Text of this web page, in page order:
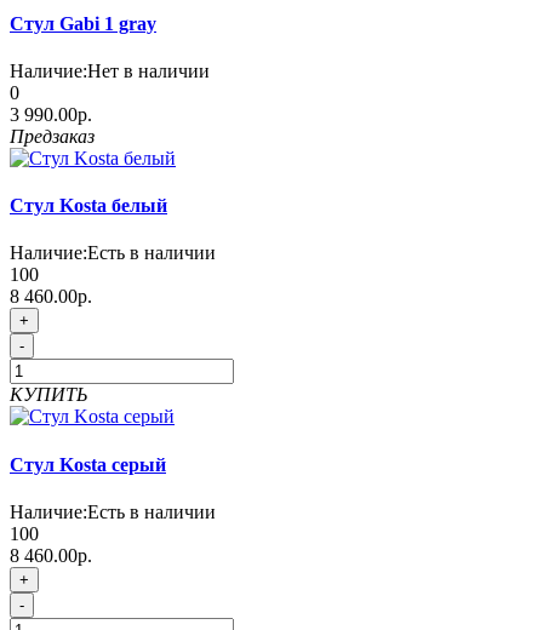
Стул Gabi 1 gray
Наличие:Нет в наличии
0
3 990.00р.
Предзаказ
Стул Kosta белый
Наличие:Есть в наличии
100
8 460.00р.
+
-
КУПИТЬ
Стул Kosta серый
Наличие:Есть в наличии
100
8 460.00р.
+
-